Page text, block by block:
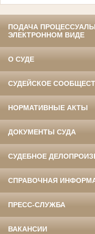
ПОДАЧА
ЭЛЕКТРОННОМ ВИДЕ
О СУДЕ
СУДЕЙСКОЕ
НОРМАТИВНЫЕ АКТЫ
ДОКУМЕНТЫ СУДА
СУДЕБНОЕ
СПРАВОЧНАЯ
ПРЕСС-СЛУЖБА
ВАКАНСИИ